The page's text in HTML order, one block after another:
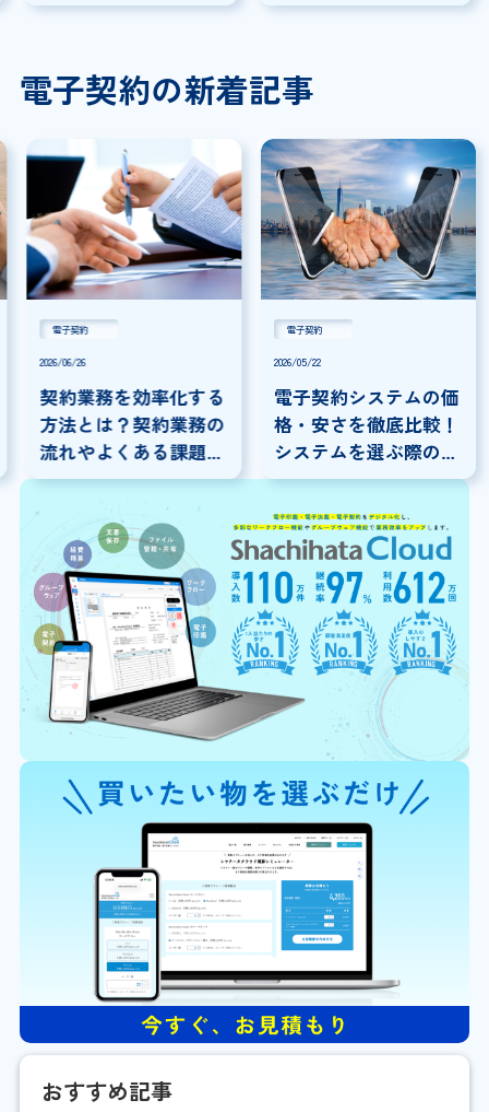
く解説
電子契約の新着記事
電子契約
2026/06/26
契約業務を効率化する
方法とは？契約業務の
流れやよくある課題に
ついて解説
電子契約
2026/05/22
電子契約システムの価
格・安さを徹底比較！
システムを選ぶ際の注
意点を解説
おすすめ記事